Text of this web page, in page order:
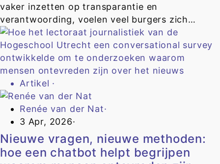
vaker inzetten op transparantie en
verantwoording, voelen veel burgers zich…
Artikel ·
Renée van der Nat·
3 Apr, 2026·
Nieuwe vragen, nieuwe methoden:
hoe een chatbot helpt begrijpen